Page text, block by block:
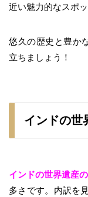
近い魅力的なスポ
悠久の歴史と豊か
立ちましょう！
インドの世
インドの世界遺産
多さです。内訳を